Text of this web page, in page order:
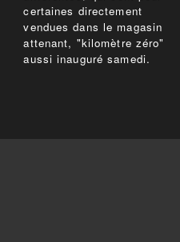
certaines directement
vendues dans le magasin
attenant, "kilomètre zéro"
aussi inauguré samedi.